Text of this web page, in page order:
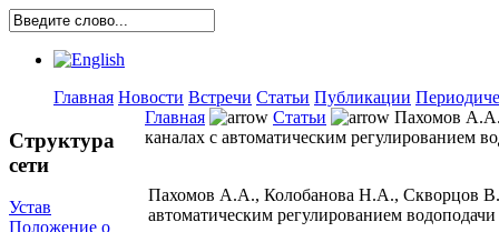
Главная Новости Встречи Статьи Публикации
Структура
сети
Устав
Положение о
Главная Статьи
Пахомов
каналах с автоматическим регулированием
Пахомов А.А., Колобанова Н.А., Скворцов
автоматическим регулированием водоподачи